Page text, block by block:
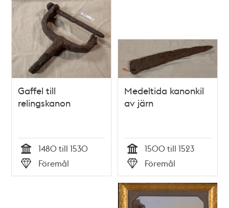
Gaffel till
relingskanon
Tid
1480 till 1530
Typ
Föremål
Medeltida kanonkil
av järn
Tid
1500 till 1523
Typ
Föremål